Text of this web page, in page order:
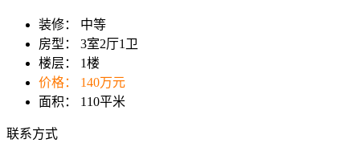
装修：
中等
房型：
3室2厅1卫
楼层：
1楼
价格：
140万元
面积：
110平米
联系方式